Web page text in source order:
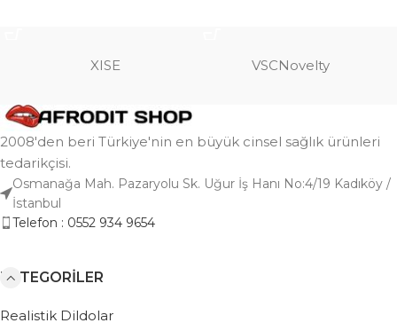
XISE VSCNovelty
2008'den beri Türkiye'nin en büyük cinsel sağlık ürünleri
tedarikçisi.
Osmanağa Mah. Pazaryolu Sk. Uğur İş Hanı No:4/19 Kadıköy /
İstanbul
Telefon : 0552 934 9654
KATEGORILER
Realistik Dildolar